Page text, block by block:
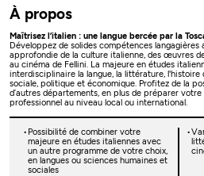
À propos
Maîtrisez l’italien : une langue bercée par la
Développez de solides compétences langagières
approfondie de la culture italienne, des œuvres
au cinéma de Fellini. La majeure en études
interdisciplinaire la langue, la littérature, l'histoire
sociale, politique et économique. Profitez de la
d’autres départements, en plus de préparer
professionnel au niveau local ou international.
Possibilité de combiner votre
majeure en études italiennes avec
un autre programme de votre choix,
en langues ou sciences humaines et
sociales